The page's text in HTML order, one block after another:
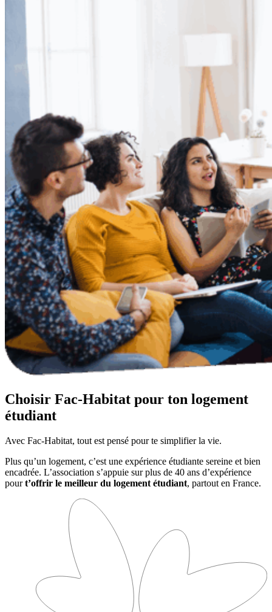
Choisir Fac-Habitat pour ton logement
étudiant
Avec Fac-Habitat, tout est pensé pour te simplifier la vie.
Plus qu’un logement, c’est une expérience étudiante sereine et bien
encadrée. L’association s’appuie sur plus de 40 ans d’expérience
pourt’offrir le meilleur du logement étudiant, partout en France.